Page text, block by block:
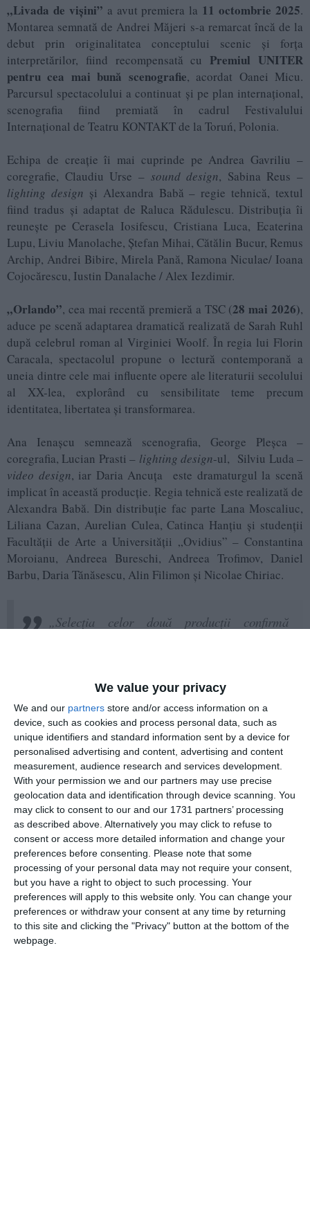
We value your privacy
We and our partners store and/or access information on a
device, such as cookies and process personal data, such as
unique identifiers and standard information sent by a device for
personalised advertising and content, advertising and content
measurement, audience research and services development.
With your permission we and our partners may use precise
geolocation data and identification through device scanning. You
may click to consent to our and our 1731 partners’ processing
as described above. Alternatively you may click to refuse to
consent or access more detailed information and change your
preferences before consenting.
Please note that some
processing of your personal data may not require your consent,
but you have a right to object to such processing. Your
preferences will apply to this website only. You can change your
preferences or withdraw your consent at any time by returning
to this site and clicking the "Privacy" button at the bottom of the
webpage.
„Livada de vișini” a avut premiera la 11 octombrie 2025.
Montarea semnată de Andrei Măjeri s-a remarcat încă de la
debut prin originalitatea conceptului scenic și forța
interpretărilor, fiind recompensată cu Premiul UNITER
pentru cea mai bună scenografie, acordat Oanei Micu.
Parcursul spectacolului a continuat și pe plan internațional,
scenografia fiind premiată în cadrul Festivalului
Internațional de Teatru KONTAKT de la Toruń, Polonia.
Echipa de creație îi mai cuprinde pe Andrea Gavriliu –
coregrafie, Claudiu Urse – sound design, Sabina Reus –
lighting design și Alexandra Babă – regie tehnică, textul
fiind tradus și adaptat de Raluca Rădulescu. Distribuția îi
reunește pe Cerasela Iosifescu, Cristiana Luca, Ecaterina
Lupu, Liviu Manolache, Ștefan Mihai, Cătălin Bucur, Remus
Archip, Andrei Bibire, Mirela Pană, Ramona Niculae/ Ioana
Cojocărescu, Iustin Danalache / Alex Iezdimir.
„Orlando”, cea mai recentă premieră a TSC (28 mai 2026),
aduce pe scenă adaptarea dramatică realizată de Sarah Ruhl
după celebrul roman al Virginiei Woolf. În regia lui Florin
Caracala, spectacolul propune o lectură contemporană a
uneia dintre cele mai influente opere ale literaturii secolului
al XX-lea, explorând cu sensibilitate teme precum
identitatea, libertatea și transformarea.
Ana Ienașcu semnează scenografia, George Pleșca –
coregrafia, Lucian Prasti – lighting design-ul, Silviu Luda –
video design, iar Daria Ancuța este dramaturgul la scenă
implicat în această producție. Regia tehnică este realizată de
Alexandra Babă. Din distribuție fac parte Lana Moscaliuc,
Liliana Cazan, Aurelian Culea, Catinca Hanțiu și studenții
Facultății de Arte a Universității „Ovidius” – Constantina
Moroianu, Andreea Bureschi, Andreea Trofimov, Daniel
Barbu, Daria Tănăsescu, Alin Filimon și Nicolae Chiriac.
„Selecția celor două producții confirmă
scenice de anvergură, realizate împreună cu
creatori reprezentativi ai teatrului românesc
contemporan.